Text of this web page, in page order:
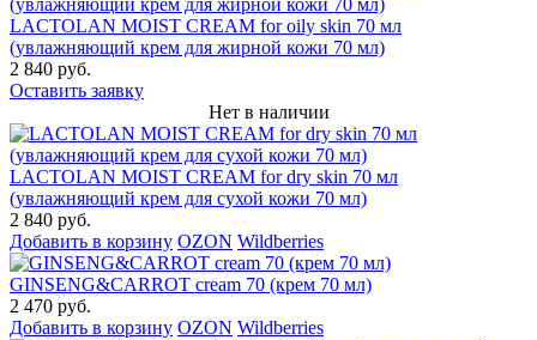
LACTOLAN MOIST CREAM for oily skin 70 мл
(увлажняющий крем для жирной кожи 70 мл)
2 840 руб.
Оставить заявку
Нет в наличии
LACTOLAN MOIST CREAM for dry skin 70 мл
(увлажняющий крем для сухой кожи 70 мл)
2 840 руб.
Добавить в корзину OZON Wildberries
GINSENG&CARROT cream 70 (крем 70 мл)
2 470 руб.
Добавить в корзину OZON Wildberries